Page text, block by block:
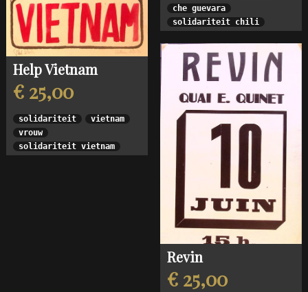
che guevara
solidariteit chili
Help Vietnam
€ 25,00
solidariteit
vietnam
vrouw
solidariteit vietnam
Revin
€ 25,00